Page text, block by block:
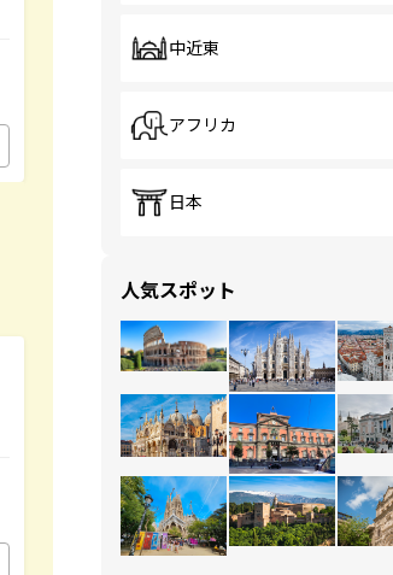
中近東
アフリカ
日本
人気スポット